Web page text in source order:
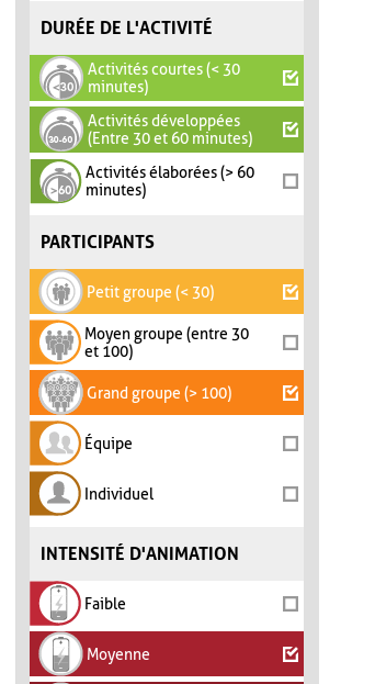
DURÉE DE L'ACTIVITÉ
Activités courtes (< 30
minutes)
Activités développées
(Entre 30 et 60 minutes)
Activités élaborées (> 60
minutes)
PARTICIPANTS
Petit groupe (< 30)
Moyen groupe (entre 30
et 100)
Grand groupe (> 100)
Équipe
Individuel
INTENSITÉ D'ANIMATION
Faible
Moyenne